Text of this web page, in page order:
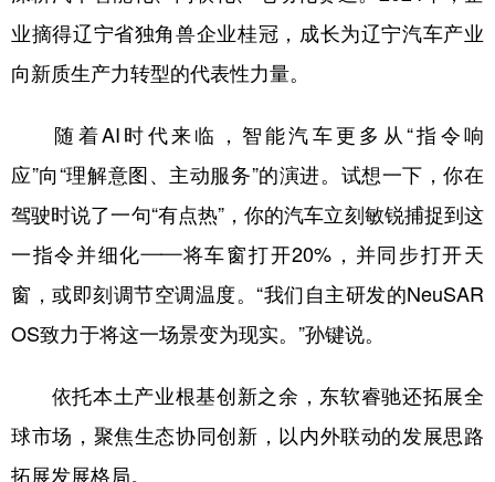
业摘得辽宁省独角兽企业桂冠，成长为辽宁汽车产业
向新质生产力转型的代表性力量。
随着AI时代来临，智能汽车更多从“指令响
应”向“理解意图、主动服务”的演进。试想一下，你在
驾驶时说了一句“有点热”，你的汽车立刻敏锐捕捉到这
一指令并细化——将车窗打开20%，并同步打开天
窗，或即刻调节空调温度。“我们自主研发的NeuSAR
OS致力于将这一场景变为现实。”孙键说。
依托本土产业根基创新之余，东软睿驰还拓展全
球市场，聚焦生态协同创新，以内外联动的发展思路
拓展发展格局。